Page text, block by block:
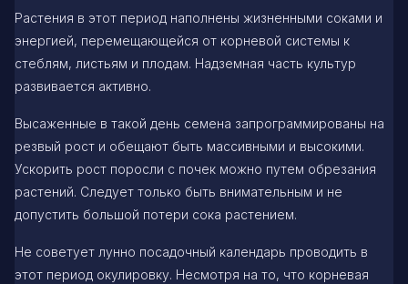
Растения в этот период наполнены жизненными соками и
энергией, перемещающейся от корневой системы к
стеблям, листьям и плодам. Надземная часть культур
развивается активно.
Высаженные в такой день семена запрограммированы на
резвый рост и обещают быть массивными и высокими.
Ускорить рост поросли с почек можно путем обрезания
растений. Следует только быть внимательным и не
допустить большой потери сока растением.
Не советует лунно посадочный календарь проводить в
этот период окулировку. Несмотря на то, что корневая